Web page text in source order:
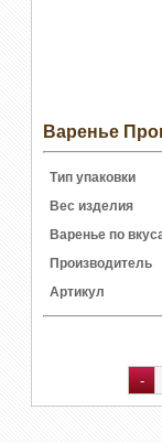
Варенье
Тип упаковки
Вес изделия
Варенье по
Производитель
Артикул